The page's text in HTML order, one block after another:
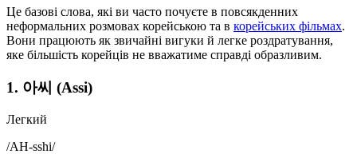
Це базові слова, які ви часто почуєте в повсякденних
неформальних розмовах корейською та в корейських фільмах.
Вони працюють як звичайні вигуки й легке роздратування,
яке більшість корейців не вважатиме справді образливим.
1. 아씨 (Assi)
Легкий
/AH-sshi/